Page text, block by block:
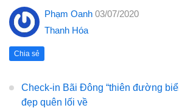
Phạm Oanh 03/07/2020
Thanh Hóa
Chia sẻ
Check-in Bãi Đông “thiên đường
đẹp quên lối về